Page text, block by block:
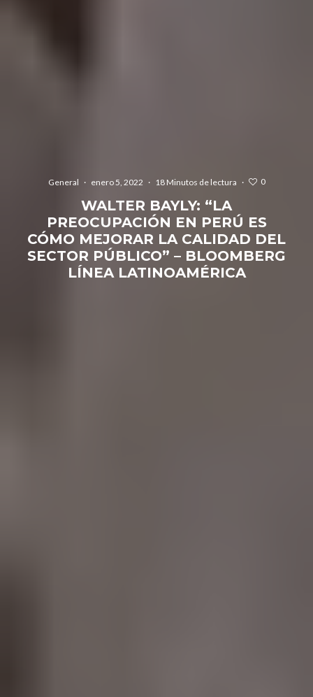
General · enero 5, 2022 · 18 Minutos de lectura · 0
WALTER BAYLY: “LA
PREOCUPACIÓN EN PERÚ ES
CÓMO MEJORAR LA CALIDAD DEL
SECTOR PÚBLICO” – BLOOMBERG
LÍNEA LATINOAMÉRICA